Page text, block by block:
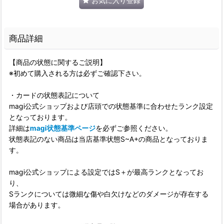
商品詳細
【商品の状態に関するご説明】
※初めて購入される方は必ずご確認下さい。
・カードの状態表記について
magi公式ショップおよび店頭での状態基準に合わせたランク設定
となっております。
詳細はmagi状態基準ページを必ずご参照ください。
状態表記のない商品は当店基準状態S~A+の商品となっておりま
す。
magi公式ショップによる設定ではS＋が最高ランクとなってお
り、
Sランクについては微細な傷や白欠けなどのダメージが存在する
場合があります。